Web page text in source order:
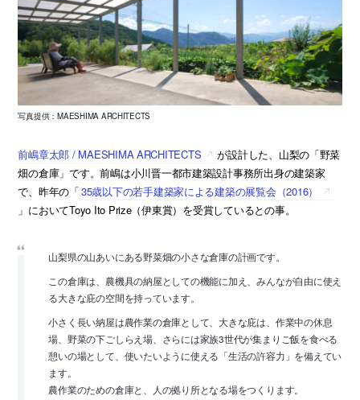
写真提供：MAESHIMA ARCHITECTS
前嶋章太郎 / MAESHIMA ARCHITECTS
が設計した、山梨の「野菜
畑の倉庫」です。前嶋は小川晋一都市建築設計事務所出身の建築家
で、昨年の「35歳以下の若手建築家による建築の展覧会（2016）
」においてToyo Ito Prize（伊東賞）を受賞しているとの事。
山梨県の山あいにある野菜畑の小さな倉庫の計画です。
この倉庫は、農機具の納屋としての機能に加え、みんなが自由に使え
る大きな庇の空間を持っています。
小さく長い納屋は農作業の倉庫として、大きな庇は、作業中の休息
場、野菜の下ごしらえ場、さらには家族3世代が集まりご飯を食べる
憩いの場として、使いたいように使える「生活の許容力」を備えてい
ます。
農作業のための倉庫と、人の拠り所となる場をつくります。